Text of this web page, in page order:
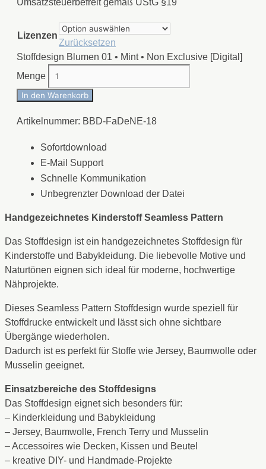
Umsatzsteuerbefreit gemäß UStG §19
Lizenzen
Zurücksetzen
Stoffdesign Blumen 01 • Mint • Non Exclusive [Digital]
Menge
In den Warenkorb
Artikelnummer: BBD-FaDeNE-18
Sofortdownload
E-Mail Support
Schnelle Kommunikation
Unbegrenzter Download der Datei
Handgezeichnetes Kinderstoff Seamless Pattern
Das Stoffdesign ist ein handgezeichnetes Stoffdesign für
Kinderstoffe und Babykleidung. Die liebevolle Motive und
Naturtönen eignen sich ideal für moderne, hochwertige
Nähprojekte.
Dieses Seamless Pattern Stoffdesign wurde speziell für
Stoffdrucke entwickelt und lässt sich ohne sichtbare
Übergänge wiederholen.
Dadurch ist es perfekt für Stoffe wie Jersey, Baumwolle oder
Musselin geeignet.
Einsatzbereiche des Stoffdesigns
Das Stoffdesign eignet sich besonders für:
– Kinderkleidung und Babykleidung
– Jersey, Baumwolle, French Terry und Musselin
– Accessoires wie Decken, Kissen und Beutel
– kreative DIY- und Handmade-Projekte